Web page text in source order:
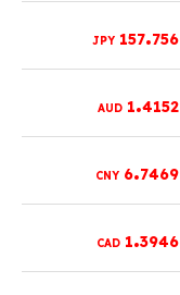
157.756
JPY
1.4152
AUD
6.7469
CNY
1.3946
CAD